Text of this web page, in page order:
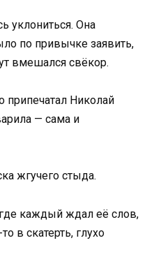
уклониться. Она
по привычке заявить,
вмешался свёкор.
припечатал Николай
— сама и
жгучего стыда.
каждый ждал её слов,
в скатерть, глухо